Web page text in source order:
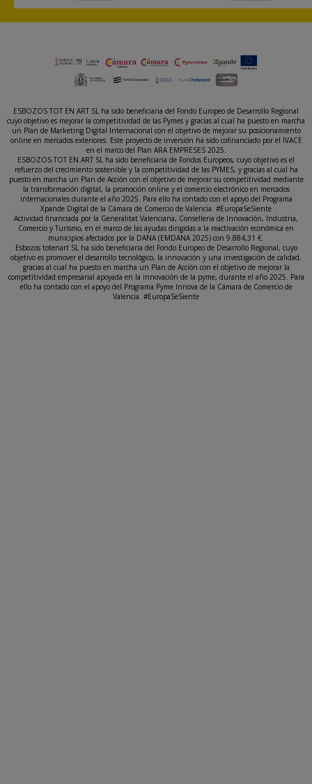
ESBOZOS TOT EN ART SL ha sido beneficiaria del Fondo Europeo de Desarrollo Regional
cuyo objetivo es mejorar la competitividad de las Pymes y gracias al cual ha puesto en marcha
un Plan de Marketing Digital Internacional con el objetivo de mejorar su posicionamiento
online en mercados exteriores. Este proyecto de inversión ha sido cofinanciado por el IVACE
en el marco del Plan ARA EMPRESES 2025.
ESBOZOS TOT EN ART SL ha sido beneficiaria de Fondos Europeos, cuyo objetivo es el
refuerzo del crecimiento sostenible y la competitividad de las PYMES, y gracias al cual ha
puesto en marcha un Plan de Acción con el objetivo de mejorar su competitividad mediante
la transformación digital, la promoción online y el comercio electrónico en mercados
internacionales durante el año 2025. Para ello ha contado con el apoyo del Programa
Xpande Digital de la Cámara de Comercio de Valencia. #EuropaSeSiente
Actividad financiada por la Generalitat Valenciana, Conselleria de Innovación, Industria,
Comercio y Turismo, en el marco de las ayudas dirigidas a la reactivación económica en
municipios afectados por la DANA (EMDANA 2025) con 9.884,31 €.
Esbozos totenart SL ha sido beneficiaria del Fondo Europeo de Desarrollo Regional, cuyo
objetivo es promover el desarrollo tecnológico, la innovación y una investigación de calidad,
gracias al cual ha puesto en marcha un Plan de Acción con el objetivo de mejorar la
competitividad empresarial apoyada en la innovación de la pyme, durante el año 2025. Para
ello ha contado con el apoyo del Programa Pyme Innova de la Cámara de Comercio de
Valencia. #EuropaSeSiente